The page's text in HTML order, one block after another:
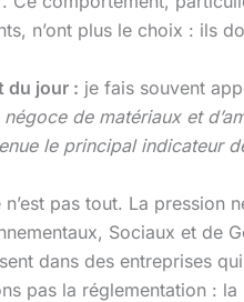
n’ont plus le choix : ils
du jour : je fais souvent
négoce de matériaux et
le principal indicateur
n’est pas tout. La pression
Sociaux et de
dans des entreprises
pas la réglementation :